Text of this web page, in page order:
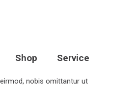
Shop Service
nobis omittantur ut